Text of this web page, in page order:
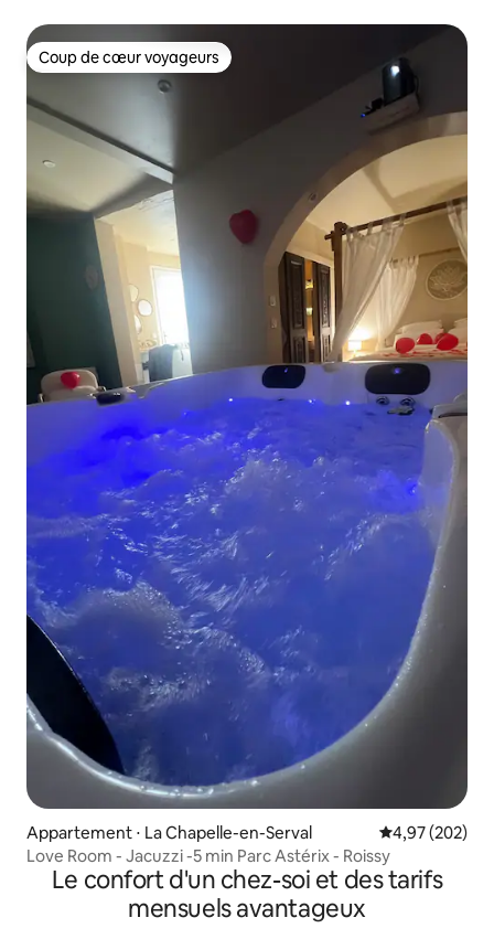
Coup de cœur voyageurs
Coup de cœur voyageurs
Appartement ⋅ La Chapelle-en-Serval Évaluation
4,97 (202)
Love Room - Jacuzzi -5 min Parc Astérix - Roissy
Le confort d'un chez-soi et des tarifs
mensuels avantageux